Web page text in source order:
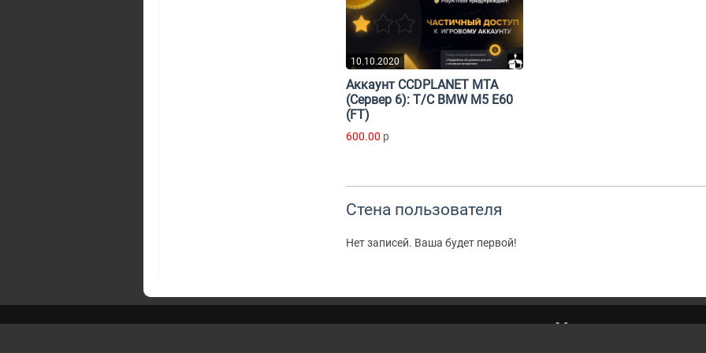
10.10.2020
Аккаунт CCDPLANET MTA
(Сервер 6): T/C BMW M5 E60
(FT)
600.00 p
Стена пользователя
Нет записей. Ваша будет первой!